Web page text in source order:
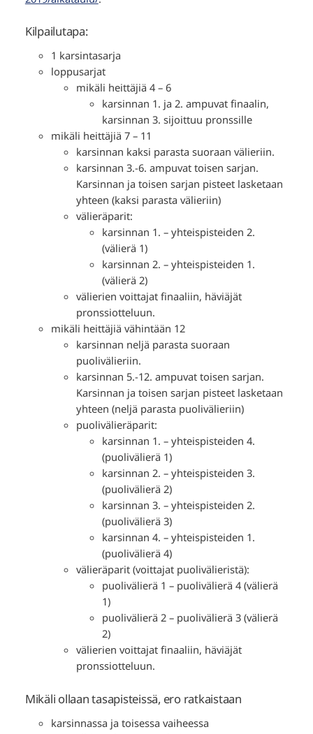
Kilpailutapa:
1 karsintasarja
loppusarjat
mikäli heittäjiä 4 – 6
karsinnan 1. ja 2. ampuvat finaalin,
karsinnan 3. sijoittuu pronssille
mikäli heittäjiä 7 – 11
karsinnan kaksi parasta suoraan välieriin.
karsinnan 3.-6. ampuvat toisen sarjan.
Karsinnan ja toisen sarjan pisteet lasketaan
yhteen (kaksi parasta välieriin)
välieräparit:
karsinnan 1. – yhteispisteiden 2.
(välierä 1)
karsinnan 2. – yhteispisteiden 1.
(välierä 2)
välierien voittajat finaaliin, häviäjät
pronssiotteluun.
mikäli heittäjiä vähintään 12
karsinnan neljä parasta suoraan
puolivälieriin.
karsinnan 5.-12. ampuvat toisen sarjan.
Karsinnan ja toisen sarjan pisteet lasketaan
yhteen (neljä parasta puolivälieriin)
puolivälieräparit:
karsinnan 1. – yhteispisteiden 4.
(puolivälierä 1)
karsinnan 2. – yhteispisteiden 3.
(puolivälierä 2)
karsinnan 3. – yhteispisteiden 2.
(puolivälierä 3)
karsinnan 4. – yhteispisteiden 1.
(puolivälierä 4)
välieräparit (voittajat puolivälieristä):
puolivälierä 1 – puolivälierä 4 (välierä
1)
puolivälierä 2 – puolivälierä 3 (välierä
2)
välierien voittajat finaaliin, häviäjät
pronssiotteluun.
Mikäli ollaan tasapisteissä, ero ratkaistaan
karsinnassa ja toisessa vaiheessa